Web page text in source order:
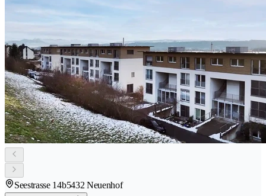
Seestrasse 14b5432 Neuenhof